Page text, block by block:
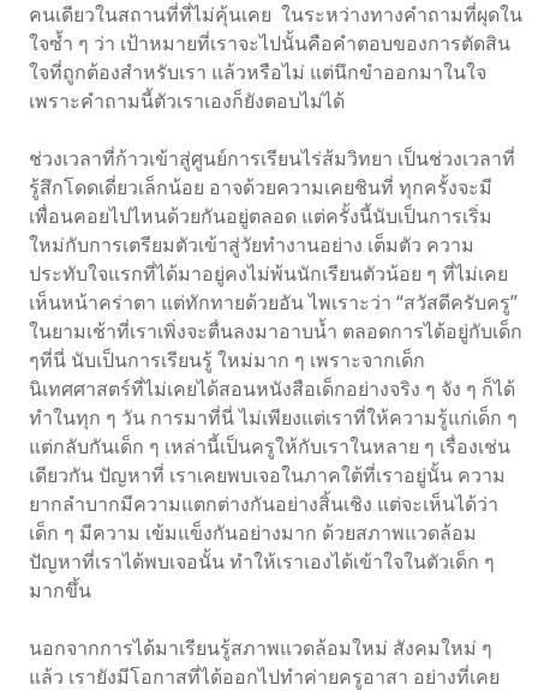
คนเดียวในสถานที่ที่ไม่คุ้นเคย ในระหว่างทางคำถามที่ผุดใน
ใจซ้ำ ๆ ว่า เป้าหมายที่เราจะไปนั้นคือคำตอบของการตัดสิน
ใจที่ถูกต้องสำหรับเรา แล้วหรือไม่ แต่นึกขำออกมาในใจ
เพราะคำถามนี้ตัวเราเองก็ยังตอบไม่ได้
ช่วงเวลาที่ก้าวเข้าสู่ศูนย์การเรียนไร่ส้มวิทยา เป็นช่วงเวลาที่
รู้สึกโดดเดี่ยวเล็กน้อย อาจด้วยความเคยชินที่ ทุกครั้งจะมี
เพื่อนคอยไปไหนด้วยกันอยู่ตลอด แต่ครั้งนี้นับเป็นการเริ่ม
ใหม่กับการเตรียมตัวเข้าสู่วัยทำงานอย่าง เต็มตัว ความ
ประทับใจแรกที่ได้มาอยู่คงไม่พ้นนักเรียนตัวน้อย ๆ ที่ไม่เคย
เห็นหน้าคร่าตา แต่ทักทายด้วยอัน ไพเราะว่า “สวัสดีครับครู”
ในยามเช้าที่เราเพิ่งจะตื่นลงมาอาบน้ำ ตลอดการได้อยู่กับเด็ก
ๆที่นี่ นับเป็นการเรียนรู้ ใหม่มาก ๆ เพราะจากเด็ก
นิเทศศาสตร์ที่ไม่เคยได้สอนหนังสือเด็กอย่างจริง ๆ จัง ๆ ก็ได้
ทำในทุก ๆ วัน การมาที่นี่ ไม่เพียงแต่เราที่ให้ความรู้แก่เด็ก ๆ
แต่กลับกันเด็ก ๆ เหล่านี้เป็นครูให้กับเราในหลาย ๆ เรื่องเช่น
เดียวกัน ปัญหาที่ เราเคยพบเจอในภาคใต้ที่เราอยู่นั้น ความ
ยากลำบากมีความแตกต่างกันอย่างสิ้นเชิง แต่จะเห็นได้ว่า
เด็ก ๆ มีความ เข้มแข็งกันอย่างมาก ด้วยสภาพแวดล้อม
ปัญหาที่เราได้พบเจอนั้น ทำให้เราเองได้เข้าใจในตัวเด็ก ๆ
มากขึ้น
นอกจากการได้มาเรียนรู้สภาพแวดล้อมใหม่ สังคมใหม่ ๆ
แล้ว เรายังมีโอกาสที่ได้ออกไปทำค่ายครูอาสา อย่างที่เคย